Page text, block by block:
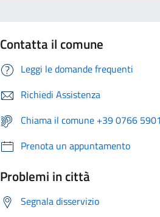
Contatta il comune
Leggi le domande frequenti
Richiedi Assistenza
Chiama il comune +39 0766 5901
Prenota un appuntamento
Problemi in città
Segnala disservizio